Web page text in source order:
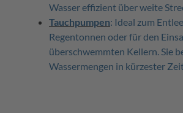
Wasser effizient über weite
Tauchpumpen: Ideal zum
Regentonnen oder für den
überschwemmten Kellern. Sie
Wassermengen in kürzester